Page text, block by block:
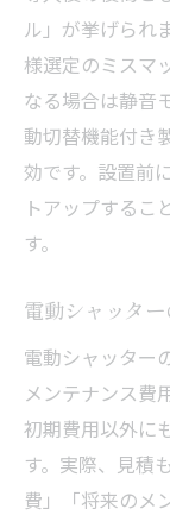
ル」が挙げられ
様選定のミスマ
なる場合は静音
動切替機能付き
効です。設置前
トアップするこ
す。
電動シャッタ
電動シャッター
メンテナンス費
初期費用以外に
す。実際、見積
費」「将来のメ